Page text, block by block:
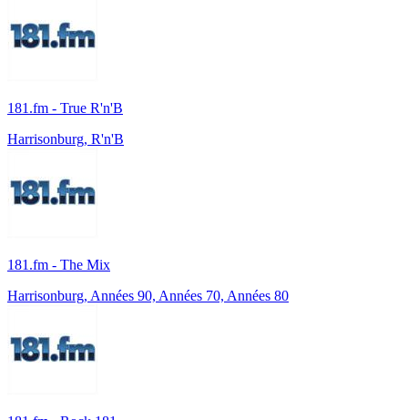
181.fm - True R'n'B
Harrisonburg, R'n'B
181.fm - The Mix
Harrisonburg, Années 90, Années 70, Années 80